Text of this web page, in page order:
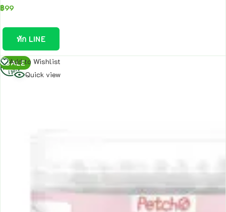
฿99
ทัก LINE
SALE
Add to Wishlist
Quick view
อ่าน
เพิ่ม